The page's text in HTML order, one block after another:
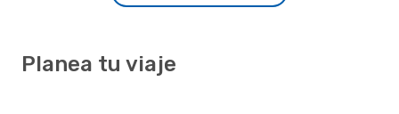
Planea tu viaje